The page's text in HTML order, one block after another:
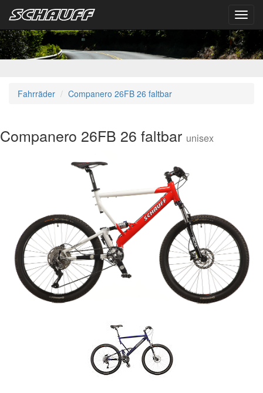
Fahrräder Companero 26FB 26 faltbar
Companero 26FB 26 faltbar unisex